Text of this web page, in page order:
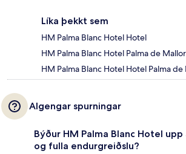
Líka þekkt sem
HM Palma Blanc Hotel Hotel
HM Palma Blanc Hotel Palma de
HM Palma Blanc Hotel Hotel Palma de
Algengar spurningar
Býður HM Palma Blanc Hotel
og fulla endurgreiðslu?